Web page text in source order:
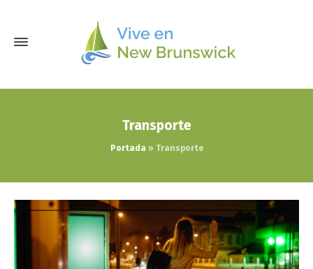
Transporte
Portada» Transporte